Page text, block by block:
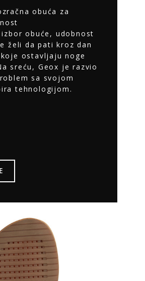
obuća za
obuće, udobnost
želi da pati kroz dan
ostavljaju noge
sreću, Geox je razvio
sa svojom
tehnologijom.